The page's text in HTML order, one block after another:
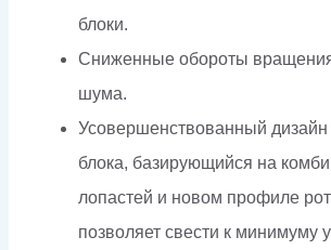
блоки.
Сниженные обороты
шума.
Усовершенствованный дизайн
блока, базирующийся на
лопастей и новом профиле
позволяет свести к минимуму